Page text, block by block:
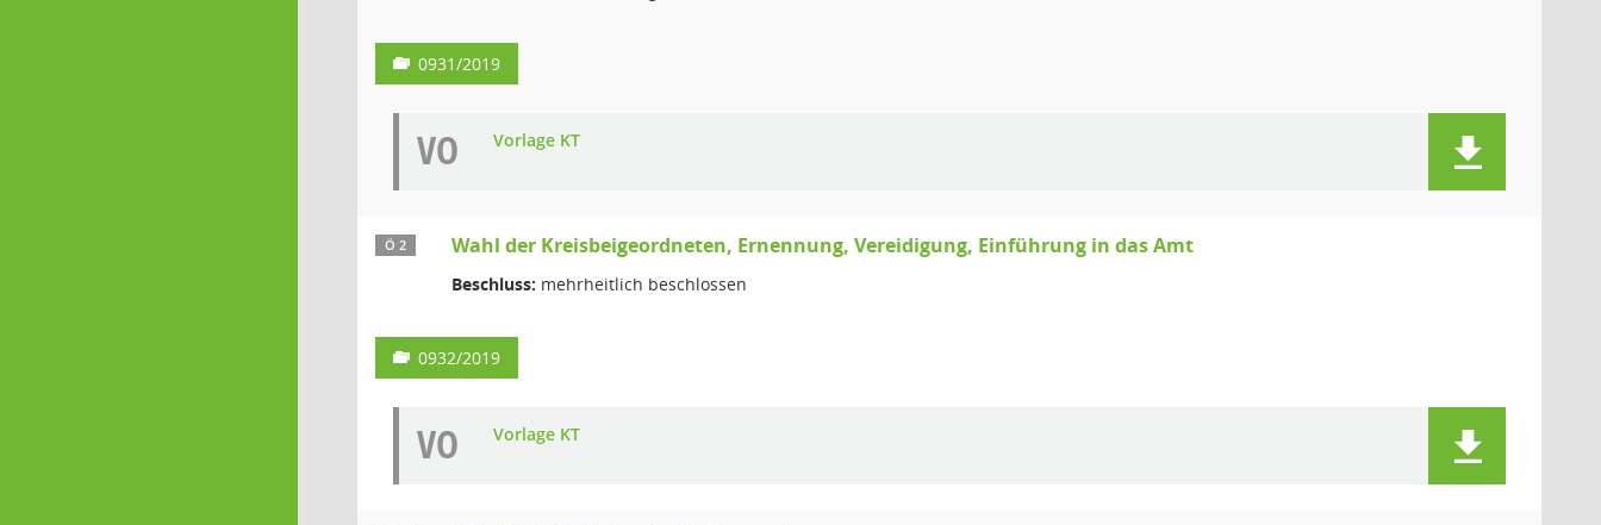
0931/2019
VO Vorlage KT
Ö 2 Wahl der Kreisbeigeordneten, Ernennung, Vereidigung, Einführung in das Amt
Beschluss: mehrheitlich beschlossen
0932/2019
VO Vorlage KT